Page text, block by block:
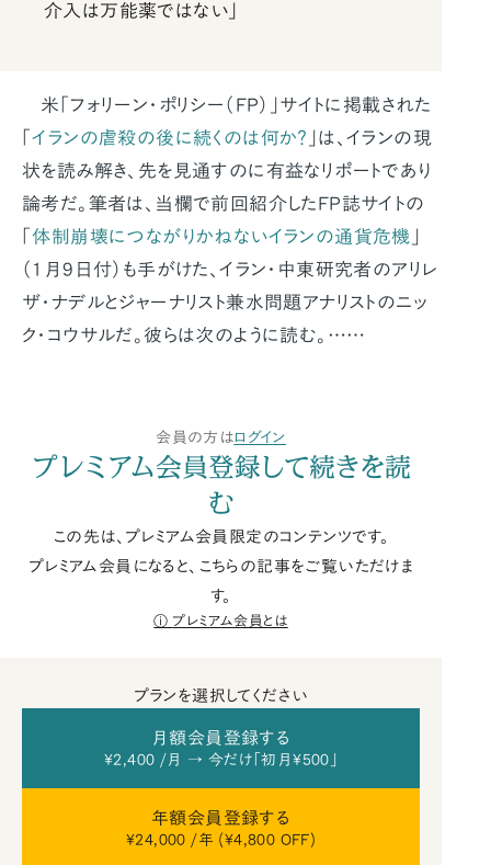
介入は万能薬ではない」
米「フォリーン・ポリシー（FP）」サイトに掲載された
「イランの虐殺の後に続くのは何か？
」は、イランの現
状を読み解き、先を見通すのに有益なリポートであり
論考だ。筆者は、当欄で前回紹介したFP誌サイトの
「体制崩壊につながりかねないイランの通貨危機
（1月9日付）も手がけた、イラン・中東研究者のアリレ
ザ・ナデルとジャーナリスト兼水問題アナリストのニッ
ク・コウサルだ。彼らは次のように読む。……
会員の方はログイン
プレミアム会員登録して続きを読
む
この先は、プレミアム会員限定のコンテンツです。
プレミアム会員になると、こちらの記事をご覧いただけま
す。
プレミアム会員とは
プランを選択してください
月額会員登録する
¥2,400 /月 → 今だけ「初月¥500」
年額会員登録する
¥24,000 /年 (¥4,800 OFF)